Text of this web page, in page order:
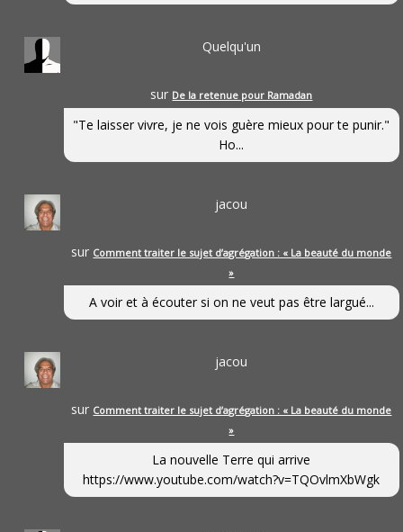
Quelqu'un
sur De la retenue pour Ramadan
"Te laisser vivre, je ne vois guère mieux pour te punir."
Ho...
jacou
sur Comment traiter le sujet d’agrégation : « La beauté du monde
»
A voir et à écouter si on ne veut pas être largué...
jacou
sur Comment traiter le sujet d’agrégation : « La beauté du monde
»
La nouvelle Terre qui arrive
https://www.youtube.com/watch?v=TQOvlmXbWgk